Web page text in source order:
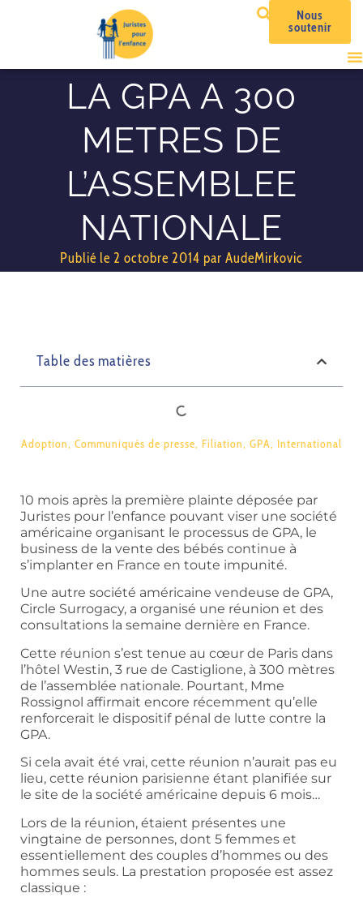
Nous
soutenir
LA GPA A 300
METRES DE
L’ASSEMBLEE
NATIONALE
Publié le 2 octobre 2014 par AudeMirkovic
Table des matières
Adoption, Communiqués de presse, Filiation, GPA, International
10 mois après la première plainte déposée par
Juristes pour l’enfance pouvant viser une société
américaine organisant le processus de GPA, le
business de la vente des bébés continue à
s’implanter en France en toute impunité.
Une autre société américaine vendeuse de GPA,
Circle Surrogacy, a organisé une réunion et des
consultations la semaine dernière en France.
Cette réunion s’est tenue au cœur de Paris dans
l’hôtel Westin, 3 rue de Castiglione, à 300 mètres
de l’assemblée nationale. Pourtant, Mme
Rossignol affirmait encore récemment qu’elle
renforcerait le dispositif pénal de lutte contre la
GPA.
Si cela avait été vrai, cette réunion n’aurait pas eu
lieu, cette réunion parisienne étant planifiée sur
le site de la société américaine depuis 6 mois…
Lors de la réunion, étaient présentes une
vingtaine de personnes, dont 5 femmes et
essentiellement des couples d’hommes ou des
hommes seuls. La prestation proposée est assez
classique :